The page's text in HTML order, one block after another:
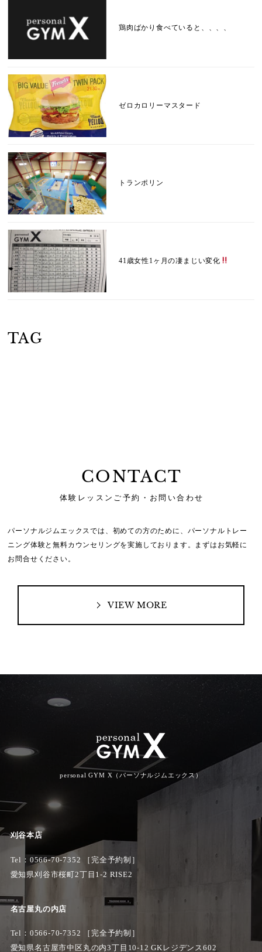
鶏肉ばかり食べていると、、、、
ゼロカロリーマスタード
トランポリン
41歳女性1ヶ月の凄まじい変化
TAG
CONTACT
体験レッスンご予約・お問い合わせ
パーソナルジムエックスでは、初めての方のために、 パーソナルトレー
ニング体験と無料カウンセリングを実施しております。
まずはお気軽に
お問合せください。
VIEW MORE
personal GYM X（パーソナルジムエックス）
刈谷本店
Tel： 0566-70-7352
［完全予約制］
愛知県刈谷市桜町2丁目1-2 RISE2
名古屋丸の内店
Tel：0566-70-7352 ［完全予約制］
愛知県名古屋市中区丸の内3丁目10-12 GKレジデンス602